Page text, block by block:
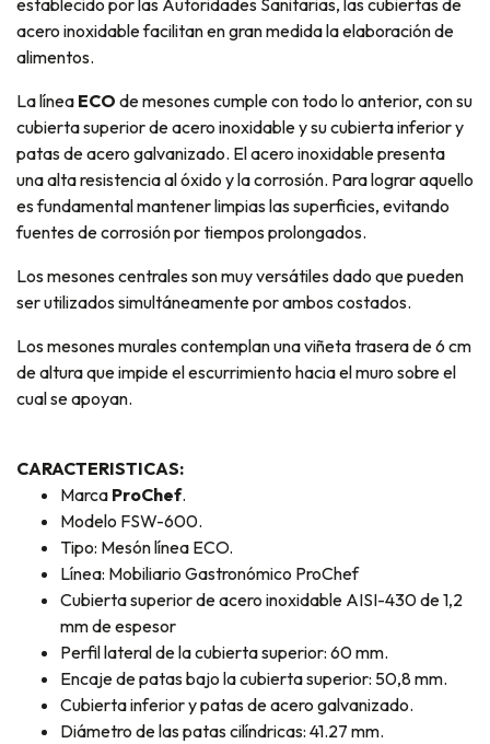
establecido por las Autoridades Sanitarias, las cubiertas de
acero inoxidable facilitan en gran medida la elaboración de
alimentos.
La línea ECO de mesones cumple con todo lo anterior, con su
cubierta superior de acero inoxidable y su cubierta inferior y
patas de acero galvanizado. El acero inoxidable presenta
una alta resistencia al óxido y la corrosión. Para lograr aquello
es fundamental mantener limpias las superficies, evitando
fuentes de corrosión por tiempos prolongados.
Los mesones centrales son muy versátiles dado que pueden
ser utilizados simultáneamente por ambos costados.
Los mesones murales contemplan una viñeta trasera de 6 cm
de altura que impide el escurrimiento hacia el muro sobre el
cual se apoyan.
CARACTERISTICAS:
Marca ProChef.
Modelo FSW-600.
Tipo: Mesón línea ECO.
Línea: Mobiliario Gastronómico ProChef
Cubierta superior de acero inoxidable AISI-430 de 1,2
mm de espesor
Perfil lateral de la cubierta superior: 60 mm.
Encaje de patas bajo la cubierta superior: 50,8 mm.
Cubierta inferior y patas de acero galvanizado.
Diámetro de las patas cilíndricas: 41.27 mm.